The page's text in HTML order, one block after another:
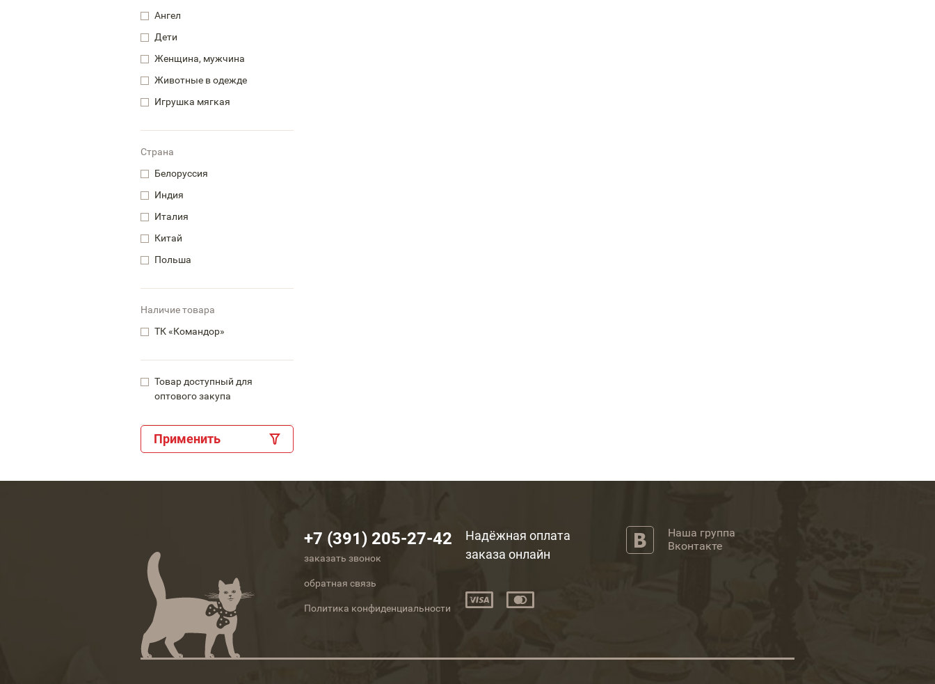
Ангел
Дети
Женщина, мужчина
Животные в одежде
Игрушка мягкая
Страна
Белоруссия
Индия
Италия
Китай
Польша
Наличие товара
ТК «Командор»
Товар доступный для
оптового закупа
Применить
+7 (391) 205-27-42
заказать звонок
обратная связь
Политика конфиденциальности
Надёжная оплата
заказа онлайн
Наша группа
Вконтакте